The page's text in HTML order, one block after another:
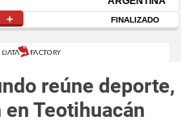
reúne deporte,
Teotihuacán